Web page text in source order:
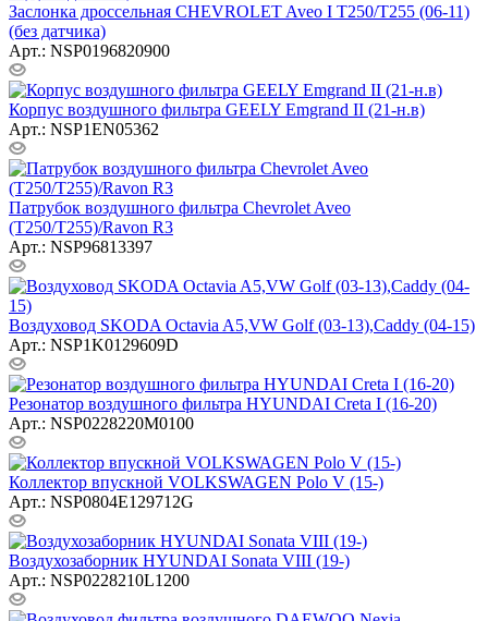
Заслонка дроссельная CHEVROLET Aveo I T250/T255 (06-11)
(без датчика)
Арт.: NSP0196820900
Корпус воздушного фильтра GEELY Emgrand II (21-н.в)
Арт.: NSP1EN05362
Патрубок воздушного фильтра Chevrolet Aveo
(T250/T255)/Ravon R3
Арт.: NSP96813397
Воздуховод SKODA Octavia A5,VW Golf (03-13),Caddy (04-15)
Арт.: NSP1K0129609D
Резонатор воздушного фильтра HYUNDAI Creta I (16-20)
Арт.: NSP0228220M0100
Коллектор впускной VOLKSWAGEN Polo V (15-)
Арт.: NSP0804E129712G
Воздухозаборник HYUNDAI Sonata VIII (19-)
Арт.: NSP0228210L1200